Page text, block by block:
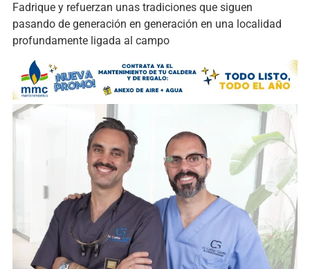
Fadrique y refuerzan unas tradiciones que siguen
pasando de generación en generación en una localidad
profundamente ligada al campo